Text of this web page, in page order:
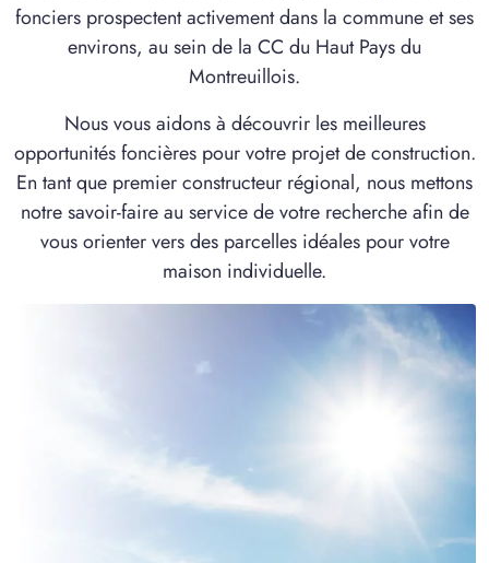
1 TERRAIN CONSTRUCTIBLE
Hucqueliers (62650)
2 TERRAINS CONSTRUCTIBLES
2 TERRAINS CONSTRUCTIBLES
àMaresquel-Ecquemicourt(62990)
2 TERRAINS CONSTRUCTIBLES
Menneville (62240)
1 TERRAIN CONSTRUCTIBLE
1 TERRAIN CONSTRUCTIBLE
fonciers prospectent activement dans la commune et ses
environs, au sein de la CC du Haut Pays du
Montreuillois.
Nous vous aidons à découvrir les meilleures
opportunités foncières pour votre projet de construction.
En tant que premier constructeur régional, nous mettons
notre savoir-faire au service de votre recherche afin de
vous orienter vers des parcelles idéales pour votre
maison individuelle.